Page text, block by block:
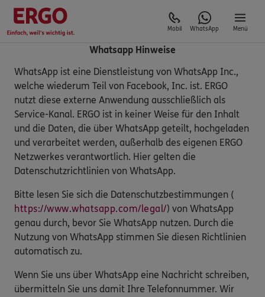
Mobil WhatsApp Menü
Whatsapp Hinweise
WhatsApp ist eine Dienstleistung von WhatsApp Inc.,
welche wiederum Teil von Facebook, Inc. ist. ERGO
nutzt diese externe Anwendung ausschließlich als
Service-Kanal. ERGO ist in keiner Weise für den Inhalt
und die Daten, die über WhatsApp geteilt, hochgeladen
und verarbeitet werden, außerhalb des eigenen ERGO
Netzwerkes verantwortlich. Hier gelten die
Datenschutzrichtlinien von WhatsApp.
Bitte lesen Sie sich die Datenschutzbestimmungen (
https://www.whatsapp.com/legal/) von WhatsApp
genau durch, bevor Sie WhatsApp nutzen. Durch die
Nutzung von WhatsApp stimmen Sie diesen Richtlinien
automatisch zu.
Wenn Sie uns über WhatsApp eine Nachricht schreiben,
übermitteln Sie uns damit Ihre Telefonnummer. Wir